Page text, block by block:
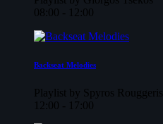
08:00 - 12:00
Backseat Melodies
Playlist by Spyros Rouggeris
12:00 - 17:00